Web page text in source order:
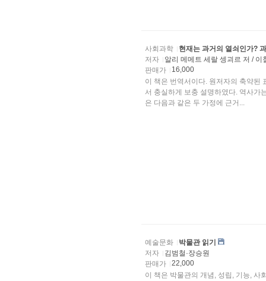
사회과학
현재는 과거의 열쇠인가?
저자
알리 메메트 세랄 셍괴르 저 / 이
판매가
16,000
이 책은 번역서이다. 원저자의 축약된
서 충실하게 보충 설명하였다. 역사가
은 다음과 같은 두 가정에 근거...
예술문화
박물관 읽기
저자
김범철·장승원
판매가
22,000
이 책은 박물관의 개념, 성립, 기능, 사